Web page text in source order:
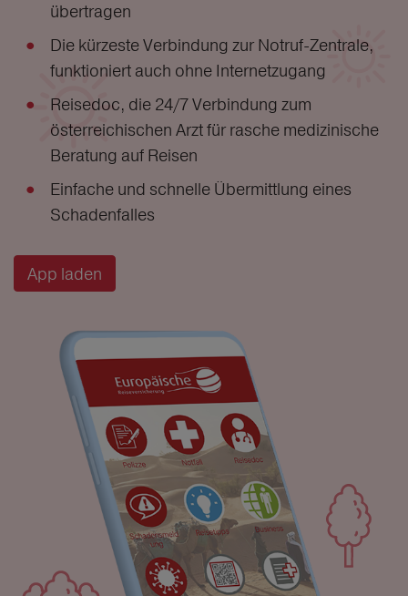
übertragen
Die kürzeste Verbindung zur Notruf-Zentrale,
funktioniert auch ohne Internetzugang
Reisedoc, die 24/7 Verbindung zum
österreichischen Arzt für rasche medizinische
Beratung auf Reisen
Einfache und schnelle Übermittlung eines
Schadenfalles
App laden